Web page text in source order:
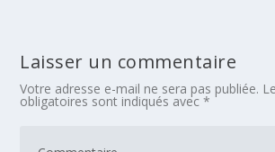
Laisser un commentaire
Votre adresse e-mail ne sera pas publiée.
obligatoires sont indiqués avec*